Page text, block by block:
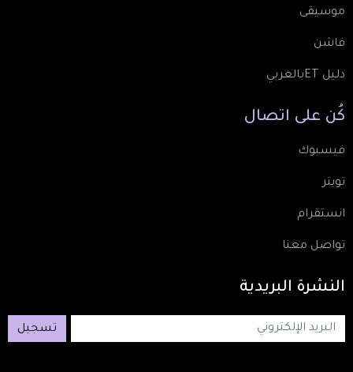
موسيقى
فاشن
دليل ETبالعربي
كُن على اتصال
فيسبوك
تويتر
انستقرام
تواصل معنا
النشرة البريدية
تسجيل